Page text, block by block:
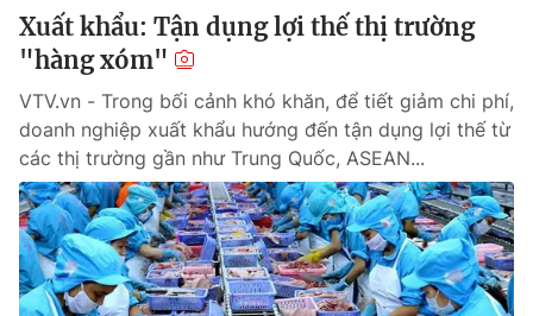
Xuất khẩu: Tận dụng lợi thế thị trường
"hàng xóm"
VTV.vn - Trong bối cảnh khó khăn, để tiết giảm chi phí,
doanh nghiệp xuất khẩu hướng đến tận dụng lợi thế từ
các thị trường gần như Trung Quốc, ASEAN...